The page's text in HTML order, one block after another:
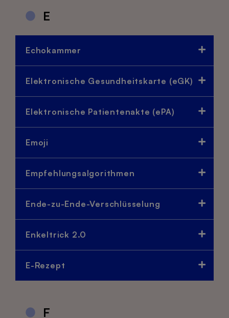
E
Echokammer
Elektronische Gesundheitskarte (eGK)
Elektronische Patientenakte (ePA)
Emoji
Empfehlungsalgorithmen
Ende-zu-Ende-Verschlüsselung
Enkeltrick 2.0
E-Rezept
F